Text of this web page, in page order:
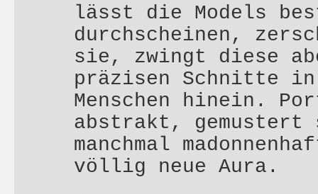
lässt die Models
durchscheinen,
sie, zwingt diese
präzisen Schnitte
Menschen hinein.
abstrakt,
manchmal
völlig neue Aura.